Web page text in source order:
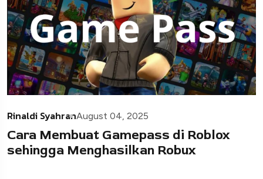
Rinaldi SyahranAugust 04, 2025
Cara Membuat Gamepass di Roblox
sehingga Menghasilkan Robux